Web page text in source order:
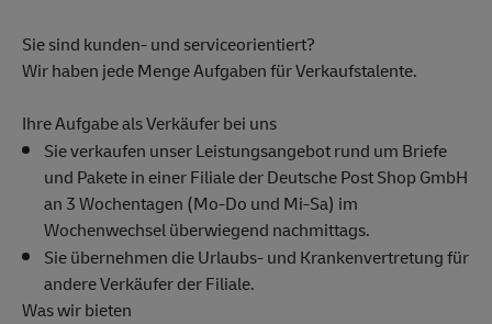
Sie sind kunden- und serviceorientiert?
Wir haben jede Menge Aufgaben für Verkaufstalente.
Ihre Aufgabe als Verkäufer bei uns
Sie verkaufen unser Leistungsangebot rund um Briefe
und Pakete in einer Filiale der Deutsche Post Shop GmbH
an 3 Wochentagen (Mo-Do und Mi-Sa) im
Wochenwechsel überwiegend nachmittags.
Sie übernehmen die Urlaubs- und Krankenvertretung für
andere Verkäufer der Filiale.
Was wir bieten